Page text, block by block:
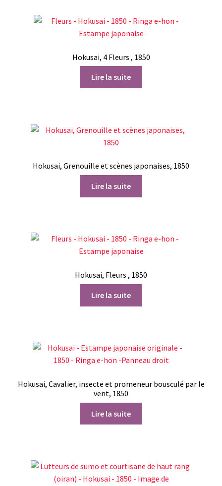
Hokusai, 4 Fleurs , 1850
Lire la suite
Hokusai, Grenouille et scènes japonaises, 1850
Lire la suite
Hokusai, Fleurs , 1850
Lire la suite
Hokusai, Cavalier, insecte et promeneur bousculé par le
vent, 1850
Lire la suite